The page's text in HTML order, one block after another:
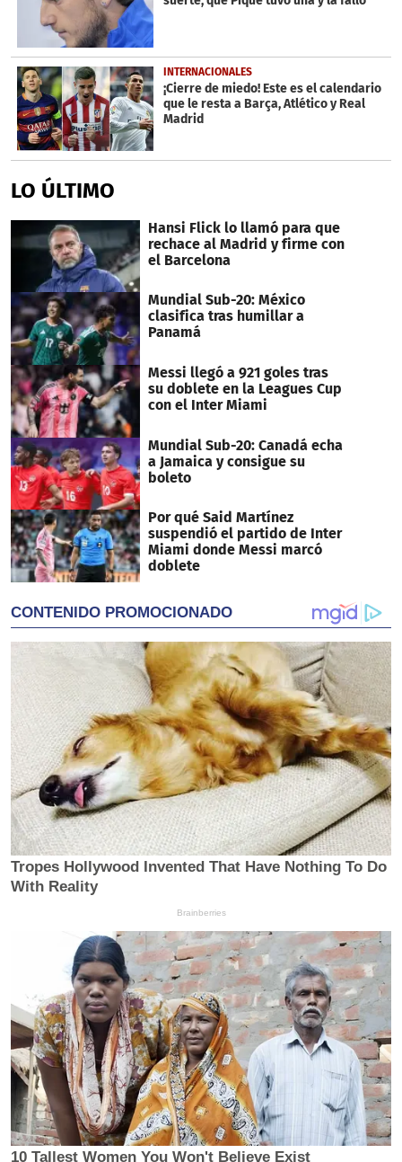
INTERNACIONALES
¡Cierre de miedo! Este es el calendario
que le resta a Barça, Atlético y Real
Madrid
LO ÚLTIMO
Hansi Flick lo llamó para que
rechace al Madrid y firme con
el Barcelona
Mundial Sub-20: México
clasifica tras humillar a
Panamá
Messi llegó a 921 goles tras
su doblete en la Leagues Cup
con el Inter Miami
Mundial Sub-20: Canadá echa
a Jamaica y consigue su
boleto
Por qué Said Martínez
suspendió el partido de Inter
Miami donde Messi marcó
doblete